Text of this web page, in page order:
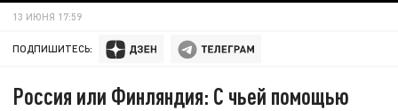
13 ИЮНЯ 17:59
ПОДПИШИТЕСЬ:
Россия или Финляндия: С чьей помощью